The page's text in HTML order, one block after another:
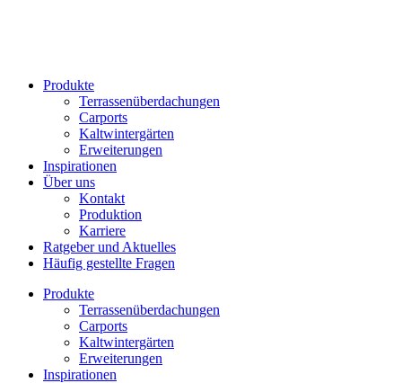
Produkte
Terrassenüberdachungen
Carports
Kaltwintergärten
Erweiterungen
Inspirationen
Über uns
Kontakt
Produktion
Karriere
Ratgeber und Aktuelles
Häufig gestellte Fragen
Produkte
Terrassenüberdachungen
Carports
Kaltwintergärten
Erweiterungen
Inspirationen